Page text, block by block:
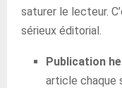
saturer le lecteur.
sérieux éditorial.
Publication
article chaque